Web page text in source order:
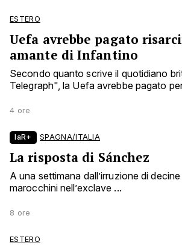
ESTERO
Uefa avrebbe pagato
amante di Infantino
Secondo quanto scrive il quotidiano
Telegraph", la Uefa avrebbe pagato
4 ore
laR+ SPAGNA/ITALIA
La risposta di Sánchez
A una settimana dall’irruzione di
marocchini nell’exclave ...
8 ore
ESTERO